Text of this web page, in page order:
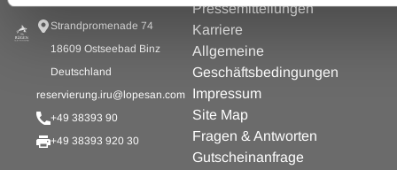
Strandpromenade 74
18609 Ostseebad Binz
Deutschland
reservierung.iru@lopesan.com
+49 38393 90
+49 38393 920 30
Pressemitteilungen
Karriere
Allgemeine
Geschäftsbedingungen
Impressum
Site Map
Fragen & Antworten
Gutscheinanfrage